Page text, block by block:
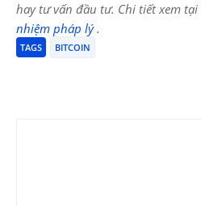
hay tư vấn đầu tư. Chi tiết xem tại
nhiệm pháp lý.
TAGS BITCOIN